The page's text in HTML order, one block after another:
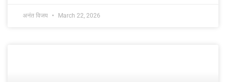
अनंत विजय March 22, 2026